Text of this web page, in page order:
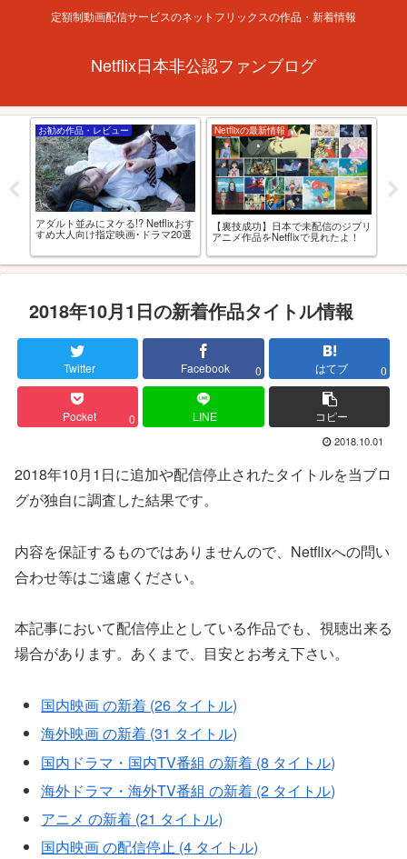
定額制動画配信サービスのネットフリックスの作品・新着情報
Netflix日本非公認ファンブログ
お勧め作品・レビュー
アダルト並みにヌケる!? Netflixおす
すめ大人向け指定映画･ドラマ20選
Netflixの最新情報
【裏技成功】日本で未配信のジブリ
アニメ作品をNetflixで見れたよ！
2018年10月1日の新着作品タイトル情報
Twitter Facebook 0 はてブ 0
Pocket 0 LINE コピー
2018.10.01
2018年10月1日に追加や配信停止されたタイトルを当ブロ
グが独自に調査した結果です。
内容を保証するものではありませんので、Netflixへの問い
合わせ等はご遠慮ください。
本記事において配信停止としている作品でも、視聴出来る
場合があります。あくまで、目安とお考え下さい。
国内映画 の新着 (26 タイトル)
海外映画 の新着 (31 タイトル)
国内ドラマ・国内TV番組 の新着 (8 タイトル)
海外ドラマ・海外TV番組 の新着 (2 タイトル)
アニメ の新着 (21 タイトル)
国内映画 の配信停止 (4 タイトル)